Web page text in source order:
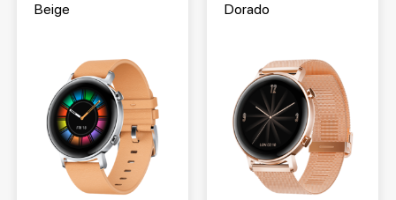
Beige
Dorado